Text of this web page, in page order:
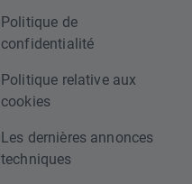
Politique de
confidentialité
Politique relative aux
cookies
Les dernières annonces
techniques